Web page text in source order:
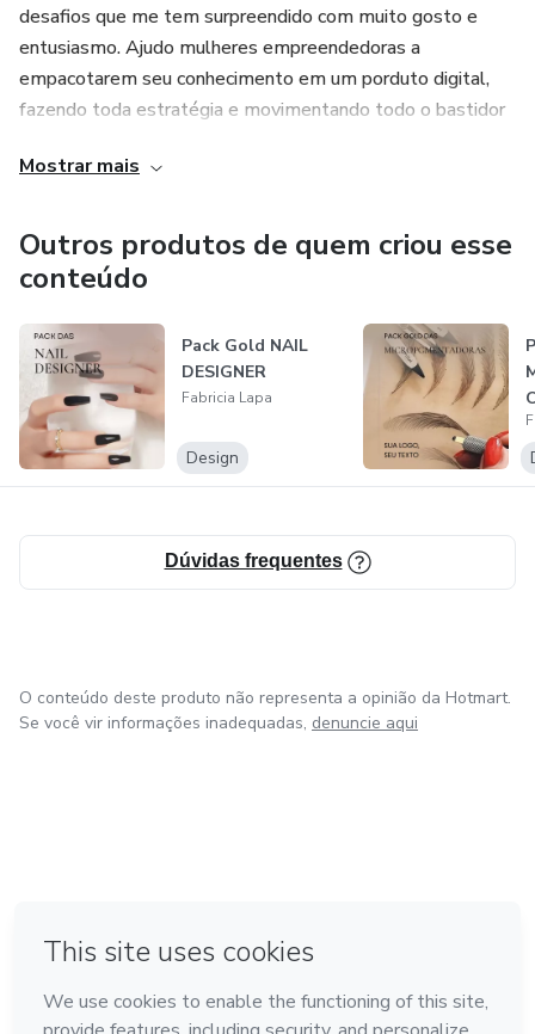
desafios que me tem surpreendido com muito gosto e
entusiasmo. Ajudo mulheres empreendedoras a
empacotarem seu conhecimento em um porduto digital,
fazendo toda estratégia e movimentando todo o bastidor
em eterna evolução com os melhores do mercado, sempre
me atualizando e gerando resultados para minhas experts
com lançamentos de múltiplos 5d e alcançando 5 países
diferentes.
Mostrar mais
Outros produtos de quem criou esse
conteúdo
Pack Gold NAIL
DESIGNER
Fabricia Lapa
Design
Dúvidas frequentes
O conteúdo deste produto não representa a opinião da Hotmart.
Se você vir informações inadequadas, denuncie aqui
Feito com ❤ em Bogotá